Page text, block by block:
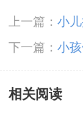
上一篇： 小
下一篇： 小
相关阅读